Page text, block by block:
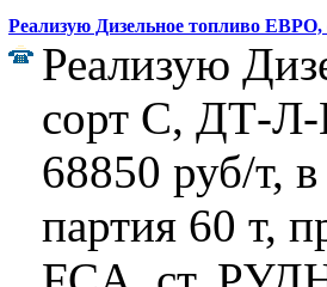
Реализую Дизельное топливо
Реализую
сорт C, ДТ-Л-
68850 руб/т,
партия 60 т,